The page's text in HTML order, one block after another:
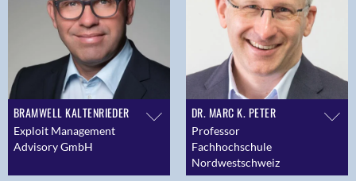
BRAMWELL KALTENRIEDER
Exploit Management
Advisory GmbH
DR. MARC K. PETER
Professor
Fachhochschule
Nordwestschweiz